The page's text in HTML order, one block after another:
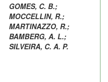
GOMES, C. B.;
MOCCELLIN, R.;
MARTINAZZO, R.;
BAMBERG, A. L.;
SILVEIRA, C. A. P.